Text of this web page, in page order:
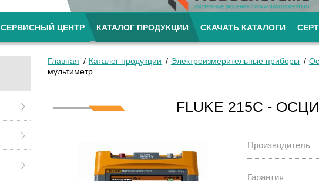
СЕРВИСНЫЙ ЦЕНТР КАТАЛОГ ПРОДУКЦИИ СКАЧАТЬ КАТАЛОГИ
Главная Каталог продукции Электроизмерительные приборы
мультиметр
FLUKE 215C -
Производитель
Гарантия